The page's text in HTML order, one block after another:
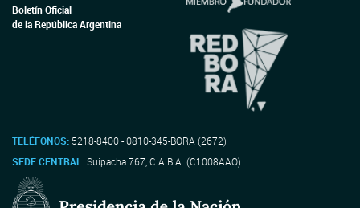
Boletín Oficial
de la República Argentina
TELÉFONOS: 5218-8400 - 0810-345-BORA (2672)
SEDE CENTRAL:Suipacha 767, C.A.B.A. (C1008AAO)